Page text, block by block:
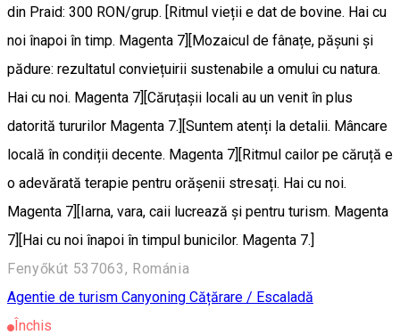
din Praid: 300 RON/grup. [Ritmul vieții e dat de bovine. Hai cu
noi înapoi în timp. Magenta 7][Mozaicul de fânațe, pășuni și
pădure: rezultatul conviețuirii sustenabile a omului cu natura.
Hai cu noi. Magenta 7][Căruțașii locali au un venit în plus
datorită tururilor Magenta 7.][Suntem atenți la detalii. Mâncare
locală în condiții decente. Magenta 7][Ritmul cailor pe căruță e
o adevărată terapie pentru orășenii stresați. Hai cu noi.
Magenta 7][Iarna, vara, caii lucrează și pentru turism. Magenta
7][Hai cu noi înapoi în timpul bunicilor. Magenta 7.]
Fenyőkút 537063, Románia
Agentie de turism Canyoning Cățărare / Escaladă
Închis